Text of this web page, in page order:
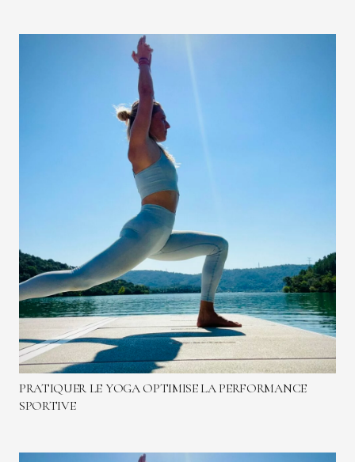
PRATIQUER LE YOGA OPTIMISE LA PERFORMANCE
SPORTIVE